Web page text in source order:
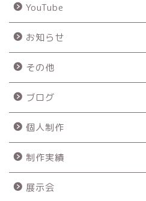
YouTube
お知らせ
その他
ブログ
個人制作
制作実績
展示会